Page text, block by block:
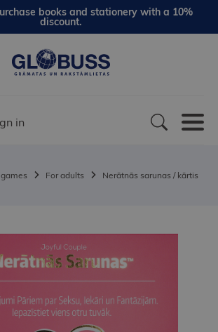
books and stationery with a 10%
discount.
in
For adults Nerātnās sarunas / kārtis